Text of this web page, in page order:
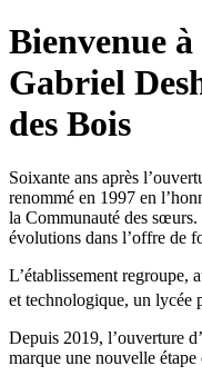
Bienvenue à
Gabriel
des Bois
Soixante ans après
renommé en 1997 en
la Communauté des sœurs.
évolutions dans l’offre de
L’établissement regroupe,
et technologique, un lycée
Depuis 2019, l’ouverture
marque une nouvelle